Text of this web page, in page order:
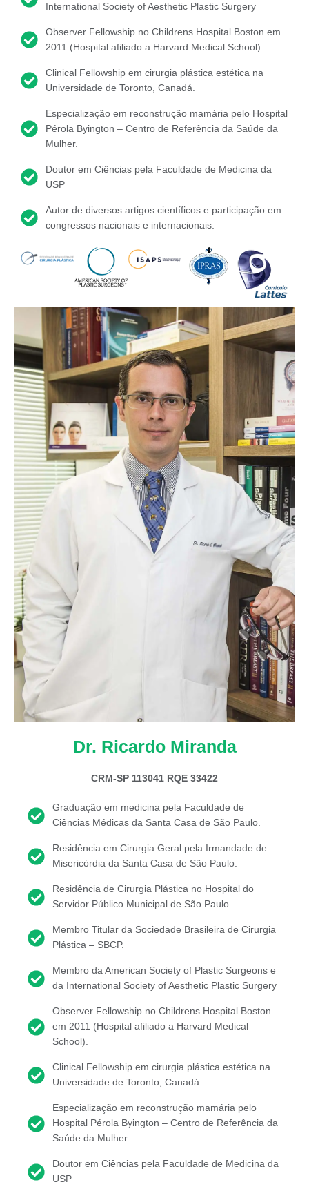
International Society of Aesthetic Plastic Surgery
Observer Fellowship no Childrens Hospital Boston em
2011 (Hospital afiliado a Harvard Medical School).
Clinical Fellowship em cirurgia plástica estética na
Universidade de Toronto, Canadá.
Especialização em reconstrução mamária pelo Hospital
Pérola Byington – Centro de Referência da Saúde da
Mulher.
Doutor em Ciências pela Faculdade de Medicina da
USP
Autor de diversos artigos científicos e participação em
congressos nacionais e internacionais.
Dr. Ricardo Miranda
CRM-SP 113041 RQE 33422
Graduação em medicina pela Faculdade de
Ciências Médicas da Santa Casa de São Paulo.
Residência em Cirurgia Geral pela Irmandade de
Misericórdia da Santa Casa de São Paulo.
Residência de Cirurgia Plástica no Hospital do
Servidor Público Municipal de São Paulo.
Membro Titular da Sociedade Brasileira de Cirurgia
Plástica – SBCP.
Membro da American Society of Plastic Surgeons e
da International Society of Aesthetic Plastic Surgery
Observer Fellowship no Childrens Hospital Boston
em 2011 (Hospital afiliado a Harvard Medical
School).
Clinical Fellowship em cirurgia plástica estética na
Universidade de Toronto, Canadá.
Especialização em reconstrução mamária pelo
Hospital Pérola Byington – Centro de Referência da
Saúde da Mulher.
Doutor em Ciências pela Faculdade de Medicina da
USP